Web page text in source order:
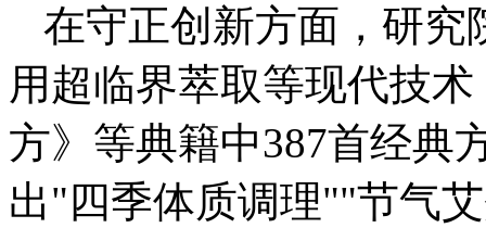
在守正创新方面，研究
用超临界萃取等现代技
方》等典籍中387首经典
出"四季体质调理""节气